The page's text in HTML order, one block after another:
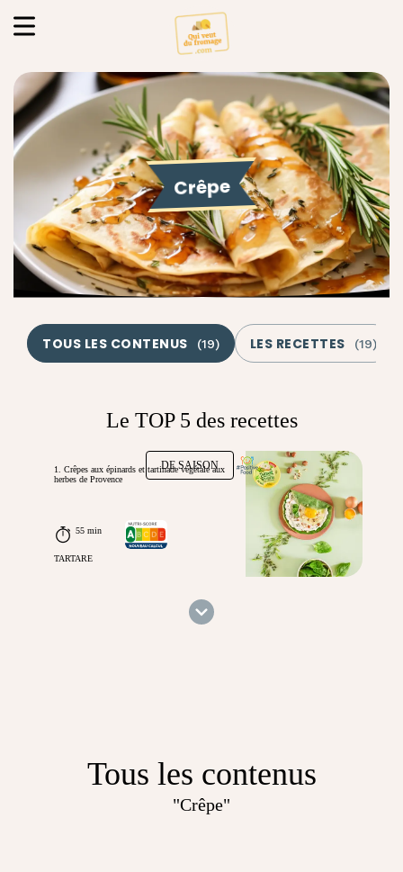
Crêpe
TOUS LES CONTENUS (19) LES RECETTES (19)
Le TOP 5 des recettes
DE SAISON
1. Crêpes aux épinards et tartinade végétale aux
herbes de Provence
55 min
TARTARE
Tous les contenus
"Crêpe"